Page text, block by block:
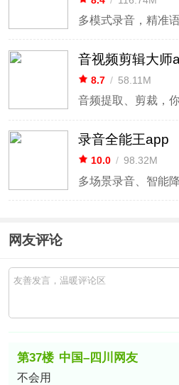
多模式录音，精准
音视频剪辑大师
8.7 / 58.11M
录音全能王app
10.0 / 98.32M
网友评论
第37楼 中国–四川网友
不会用